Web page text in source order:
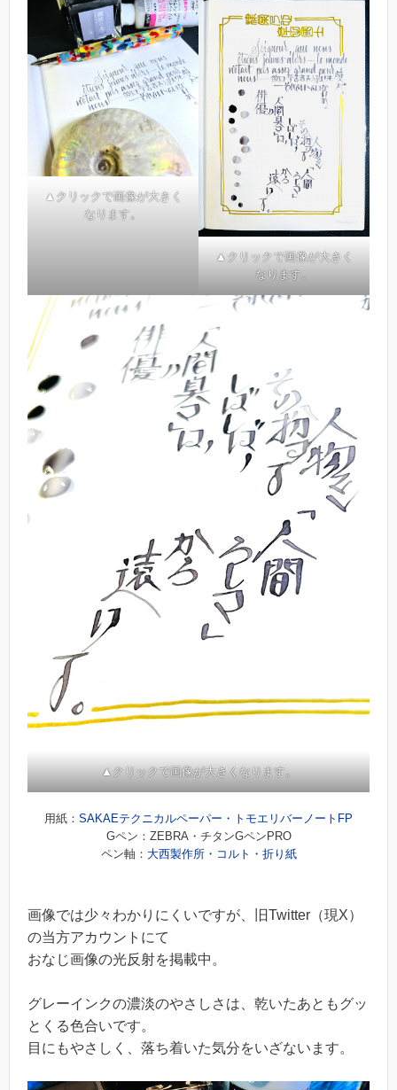
▲クリックで画像が大きく
なります。
▲クリックで画像が大きく
なります。
▲クリックで画像が大きくなります。
用紙： SAKAEテクニカルペーパー・トモエリバーノートFP
Gペン：ZEBRA・チタンGペンPRO
ペン軸： 大西製作所・コルト・折り紙
画像では少々わかりにくいですが、旧Twitter（現X）
の当方アカウントにて
おなじ画像の光反射を掲載中。
グレーインクの濃淡のやさしさは、乾いたあともグッ
とくる色合いです。
目にもやさしく、落ち着いた気分をいざないます。